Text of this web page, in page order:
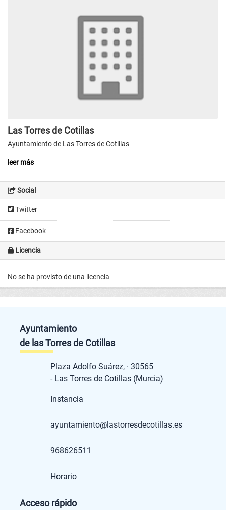
Las Torres de Cotillas
Ayuntamiento de Las Torres de Cotillas
leer más
Social
Twitter
Facebook
Licencia
No se ha provisto de una licencia
Ayuntamiento
de las Torres de Cotillas
Plaza Adolfo Suárez, · 30565
- Las Torres de Cotillas (Murcia)
Instancia
ayuntamiento@lastorresdecotillas.es
968626511
Horario
Acceso rápido